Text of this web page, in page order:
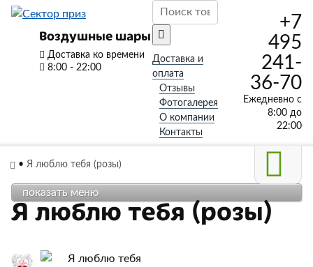
Воздушные шары
Доставка ко времени
8:00 - 22:00
Доставка и
оплата
Отзывы
Фотогалерея
О компании
Контакты
+7
495
241-
36-70
Ежедневно с
8:00 до
22:00
• Я люблю тебя (розы)
Я люблю тебя (розы)
показать меню